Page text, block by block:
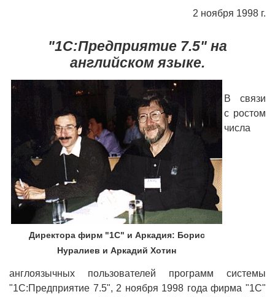
Образовательные программы
2 ноября 1998 г.
"1С:Предприятие 7.5" на
английском языке.
Директора фирм "1С" и Аркадия: Борис
Нуралиев и Аркадий Хотин
В связи
с ростом
числа
англоязычных пользователей программ системы
"1С:Предприятие 7.5", 2 ноября 1998 года фирма "1С"